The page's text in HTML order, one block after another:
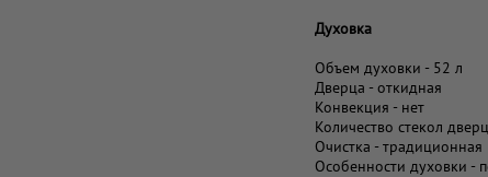
Духовка
Объем духовки - 52 л
Дверца - откидная
Конвекция - нет
Количество стекол
Очистка - традиционная
Особенности духовки -